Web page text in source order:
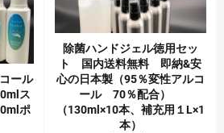
ール
ス
ポ
除菌ハンドジェル徳用セッ
ト 国内送料無料 即納&安
心の日本製（95％変性アルコ
ール 70％配合）
（130ml×10本、補充用１L×1
本）